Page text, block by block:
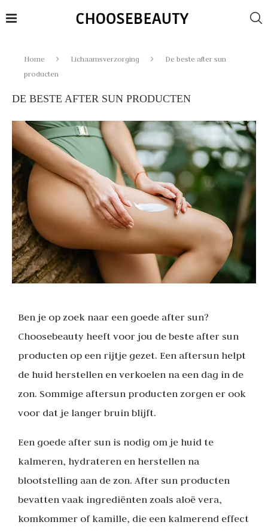
Home Lichaamsverzorging
De beste after sun
producten
DE BESTE AFTER SUN PRODUCTEN
Ben je op zoek naar een goede after sun?
Choosebeauty heeft voor jou de beste after sun
producten op een rijtje gezet. Een aftersun helpt
de huid herstellen en verkoelen na een dag in de
zon. Sommige aftersun producten zorgen er ook
voor dat je langer bruin blijft.
Een goede after sun is nodig om je huid te
kalmeren, hydrateren en herstellen na
blootstelling aan de zon. After sun producten
bevatten vaak ingrediënten zoals aloë vera,
komkommer of kamille, die een kalmerend effect